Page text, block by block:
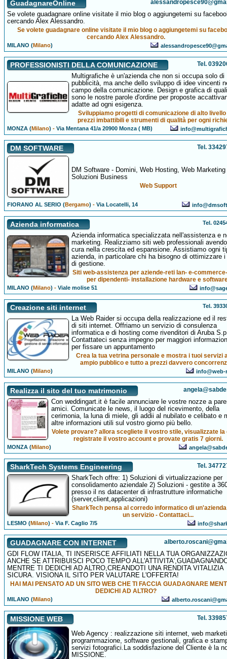
GuadagnareOnline
Se volete guadagnare online visitate il mio blog o aggiungetemi su
cercando Alex Alessandro.
Se volete guadagnare online visitate il mio blog o aggiungetemi su
cercando Alex Alessandro.
MILANO (Milano)
PROFESSIONISTI DELLA COMUNICAZIONE Tel.
Multigrafiche è un'azienda che non si occupa solo di
pubblicità, ma anche dello sviluppo di idee vincenti
campo della comunicazione. Design e grafica di
sono le nostre parole d'ordine per proposte
adatte ad ogni esigenza.
Sviluppiamo progetti di comunicazione di alto
prezzi imbattibili e strumenti di qualità per ogni
MONZA (Milano) -Via Mentana 41/a 20900 Monza ( MB)
DM SOFTWARE Tel.
DM Software - Domini, Web Hosting, Web Marketing
Soluzioni Business
Web Support
FIORANO AL SERIO (Bergamo) -Via Locatelli, 14
Azienda informatica Tel.
Azienda informatica specializzata nell'assistenza e
marketing. Realizziamo siti web professionali
cura nella crescita ed espansione. Assistiamo ogni
azienda, in particolare chi ha bisogno di ottimizzare
di gestione.
Siti web-assistenza per aziende-reti lan- e-
per dipendenti- installazione hardware e
MILANO (Milano) -Viale molise 51
Creazione siti internet Tel.
La Web Raider si occupa della realizzazione ed il
di siti internet. Offriamo un servizio di consulenza
informatica e di hosting come rivenditori di Aruba
Contattateci senza impegno per maggiori
per fissare un appuntamento
Crea la tua vetrina personale e mostra i tuoi servizi
ampio pubblico e tutto a prezzi davvero
MILANO (Milano) info@web-
Realizza il sito del tuo matrimonio
Con weddingart.it è facile annunciare le vostre nozze a
amici. Comunicate le news, il luogo del ricevimento, della
cerimonia, la luna di miele, gli addii al nubilato e celibato e
altre informazioni utili sul vostro giorno più bello.
Volete provare? allora scegliete il vostro stile, visualizzate la
registrate il vostro account e provate gratis 7 giorni.
MONZA (Milano)
SharkTech Systems Engineering Tel.
SharkTech offre: 1) Soluzioni di virtualizzazione per
consolidamento aziendale 2) Soluzioni - gestite a
presso il ns datacenter di infrastrutture informatiche
(server,client,applicazioni)
SharkTech pensa al corredo informatico di
un servizio - Contattaci...
LESMO (Milano) -Via F. Caglio 7/5
GUADAGNARE CON INTERNET
GDI FLOW ITALIA, TI INSERISCE AFFILIATI NELLA TUA
ANCHE SE ATTRIBUISCI POCO TEMPO
MENTRE TI DEDICHI AD ALTRO,CREANDOTI UNA RENDITA VITALIZIA
SICURA. VISIONA IL SITO PER VALUTARE L'OFFERTA!
HAI MAI PENSATO AD UN SITO WEB CHE TI FACCIA GUADAGNARE
DEDICHI AD ALTRO?
MILANO (Milano)
MISSIONE WEB Tel.
Web Agency : realizzazione siti internet, web
programmazione, software gestionali, grafica e
servizi fotografici.La soddisfazione del Cliente è la
MISSIONE.